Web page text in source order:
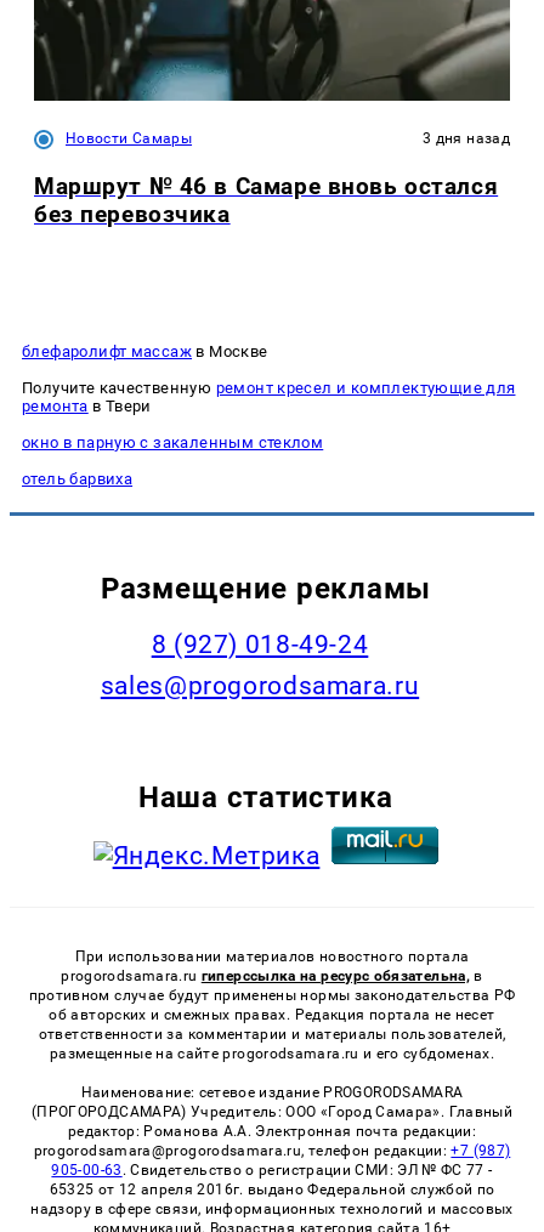
Новости Самары 3 дня назад
Маршрут № 46 в Самаре вновь остался
без перевозчика
блефаролифт массаж в Москве
Получите качественную ремонт кресел и комплектующие для
ремонта в Твери
окно в парную с закаленным стеклом
отель барвиха
Размещение рекламы
8 (927) 018-49-24
sales@progorodsamara.ru
Наша статистика
При использовании материалов новостного портала
progorodsamara.ru гиперссылка на ресурс обязательна, в
противном случае будут применены нормы законодательства РФ
об авторских и смежных правах. Редакция портала не несет
ответственности за комментарии и материалы пользователей,
размещенные на сайте progorodsamara.ru и его субдоменах.
Наименование: сетевое издание PROGORODSAMARA
(ПРОГОРОДСАМАРА) Учредитель: ООО «Город Самара». Главный
редактор: Романова А.А. Электронная почта редакции:
progorodsamara@progorodsamara.ru, телефон редакции:+7 (987)
905-00-63 . Свидетельство о регистрации СМИ: ЭЛ № ФС 77 -
65325 от 12 апреля 2016г. выдано Федеральной службой по
надзору в сфере связи, информационных технологий и массовых